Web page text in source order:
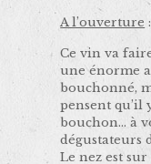
A l’ouverture
Ce vin va
une énorme
bouchonné,
pensent qu’il
bouchon… à
dégustateurs
Le nez est